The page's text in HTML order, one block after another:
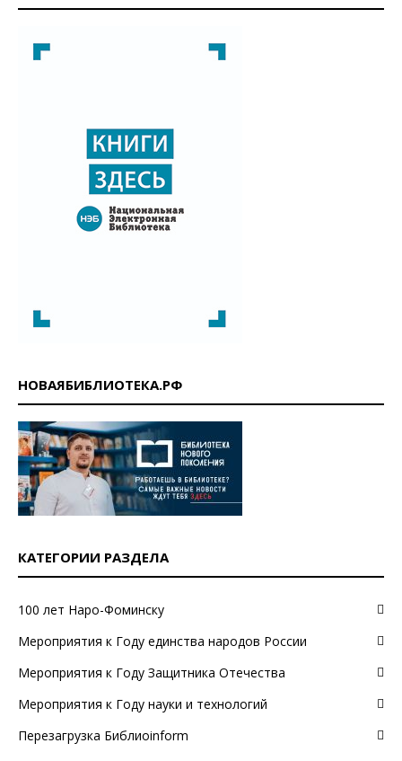
НОВАЯБИБЛИОТЕКА.РФ
КАТЕГОРИИ РАЗДЕЛА
100 лет Наро-Фоминску
Мероприятия к Году единства народов России
Мероприятия к Году Защитника Отечества
Мероприятия к Году науки и технологий
Перезагрузка Библиоinform